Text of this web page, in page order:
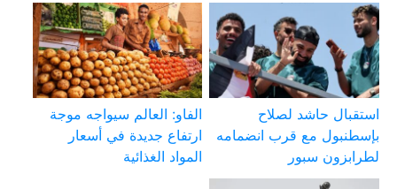
استقبال حاشد لصلاح
بإسطنبول مع قرب انضمامه
لطرابزون سبور
الفاو: العالم سيواجه موجة
ارتفاع جديدة في أسعار
المواد الغذائية